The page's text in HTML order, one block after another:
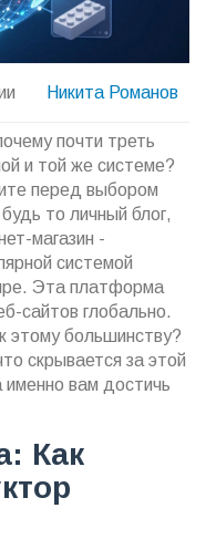
Никита Романов
почти треть
и той же системе?
перед выбором
то личный блог,
магазин -
системой
. Эта платформа
сайтов глобально.
этому большинству?
скрывается за этой
вам достичь
Как